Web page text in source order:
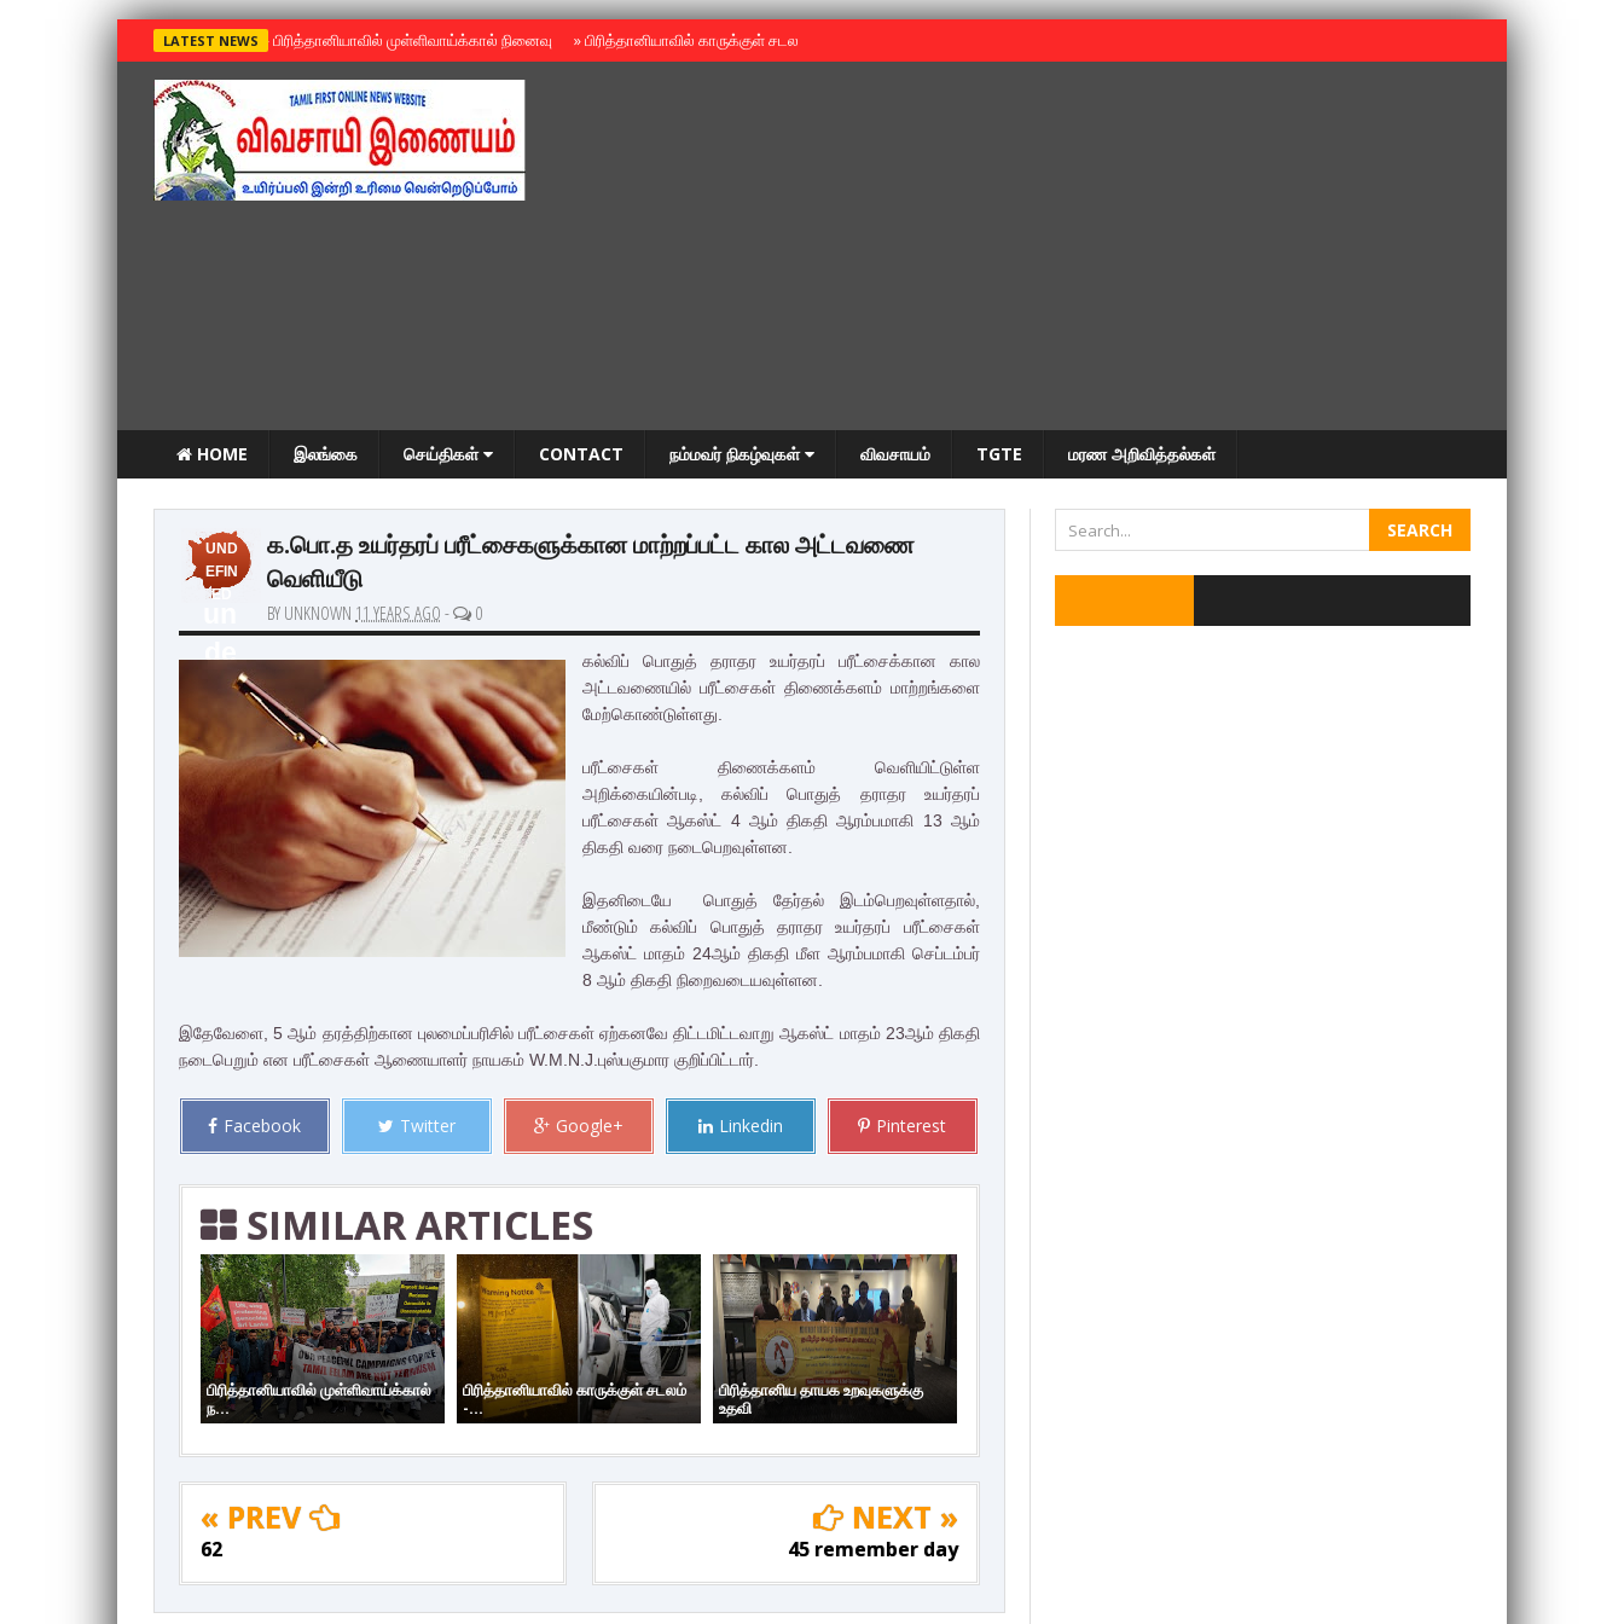
LATEST NEWS »பிரித்தானியாவில் முள்ளிவாய்க்கால் நினைவு »பிரித்தானியாவில் காருக்குள் சடலம் -தமிழருடையதா ?
HOME இலங்கை செய்திகள் CONTACT நம்மவர் நிகழ்வுகள் விவசாயம் TGTE மரண அறிவித்தல்கள்
UND
EFIN
ED
de
fin
க.பொ.த உயர்தரப் பரீட்சைகளுக்கான மாற்றப்பட்ட கால அட்டவணை
வெளியீடு
BY UNKNOWN 11 YEARS AGO - 0
கல்விப் பொதுத் தராதர உயர்தரப் பரீட்சைக்கான கால
அட்டவணையில் பரீட்சைகள் திணைக்களம் மாற்றங்களை
மேற்கொண்டுள்ளது.
பரீட்சைகள் திணைக்களம் வெளியிட்டுள்ள
அறிக்கையின்படி, கல்விப் பொதுத் தராதர உயர்தரப்
பரீட்சைகள் ஆகஸ்ட் 4 ஆம் திகதி ஆரம்பமாகி 13 ஆம்
திகதி வரை நடைபெறவுள்ளன.
இதனிடையே பொதுத் தேர்தல் இடம்பெறவுள்ளதால்,
மீண்டும் கல்விப் பொதுத் தராதர உயர்தரப் பரீட்சைகள்
ஆகஸ்ட் மாதம் 24ஆம் திகதி மீள ஆரம்பமாகி செப்டம்பர்
8 ஆம் திகதி நிறைவடையவுள்ளன.
இதேவேளை, 5 ஆம் தரத்திற்கான புலமைப்பரிசில் பரீட்சைகள் ஏற்கனவே திட்டமிட்டவாறு ஆகஸ்ட் மாதம் 23ஆம் திகதி
நடைபெறும் என பரீட்சைகள் ஆணையாளர் நாயகம் W.M.N.J.புஸ்பகுமார குறிப்பிட்டார்.
Facebook Twitter Google+ Linkedin Pinterest
SIMILAR ARTICLES
பிரித்தானியாவில் முள்ளிவாய்க்கால்
ந...
பிரித்தானியாவில் காருக்குள் சடலம்
-...
பிரித்தானிய தாயக உறவுகளுக்கு
உதவி
« PREV
62
NEXT »
45 remember day